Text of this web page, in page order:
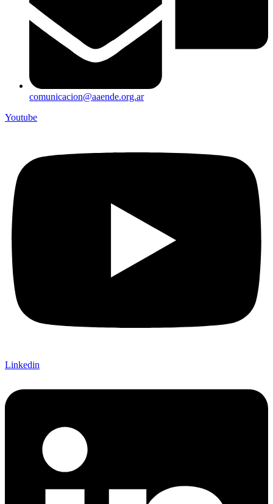
comunicacion@aaende.org.ar
Youtube
Linkedin